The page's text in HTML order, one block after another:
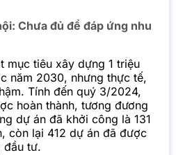
Chưa đủ để đáp ứng nhu
mục tiêu xây dựng 1 triệu
năm 2030, nhưng thực tế,
Tính đến quý 3/2024,
hoàn thành, tương đương
dự án đã khởi công là 131
còn lại 412 dự án đã được
đầu tư.